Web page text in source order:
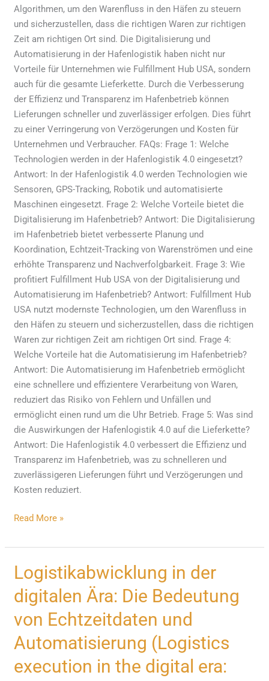
Algorithmen, um den Warenfluss in den Häfen zu steuern
und sicherzustellen, dass die richtigen Waren zur richtigen
Zeit am richtigen Ort sind. Die Digitalisierung und
Automatisierung in der Hafenlogistik haben nicht nur
Vorteile für Unternehmen wie Fulfillment Hub USA, sondern
auch für die gesamte Lieferkette. Durch die Verbesserung
der Effizienz und Transparenz im Hafenbetrieb können
Lieferungen schneller und zuverlässiger erfolgen. Dies führt
zu einer Verringerung von Verzögerungen und Kosten für
Unternehmen und Verbraucher. FAQs: Frage 1: Welche
Technologien werden in der Hafenlogistik 4.0 eingesetzt?
Antwort: In der Hafenlogistik 4.0 werden Technologien wie
Sensoren, GPS-Tracking, Robotik und automatisierte
Maschinen eingesetzt. Frage 2: Welche Vorteile bietet die
Digitalisierung im Hafenbetrieb? Antwort: Die Digitalisierung
im Hafenbetrieb bietet verbesserte Planung und
Koordination, Echtzeit-Tracking von Warenströmen und eine
erhöhte Transparenz und Nachverfolgbarkeit. Frage 3: Wie
profitiert Fulfillment Hub USA von der Digitalisierung und
Automatisierung im Hafenbetrieb? Antwort: Fulfillment Hub
USA nutzt modernste Technologien, um den Warenfluss in
den Häfen zu steuern und sicherzustellen, dass die richtigen
Waren zur richtigen Zeit am richtigen Ort sind. Frage 4:
Welche Vorteile hat die Automatisierung im Hafenbetrieb?
Antwort: Die Automatisierung im Hafenbetrieb ermöglicht
eine schnellere und effizientere Verarbeitung von Waren,
reduziert das Risiko von Fehlern und Unfällen und
ermöglicht einen rund um die Uhr Betrieb. Frage 5: Was sind
die Auswirkungen der Hafenlogistik 4.0 auf die Lieferkette?
Antwort: Die Hafenlogistik 4.0 verbessert die Effizienz und
Transparenz im Hafenbetrieb, was zu schnelleren und
zuverlässigeren Lieferungen führt und Verzögerungen und
Kosten reduziert.
Read More »
Logistikabwicklung in der
digitalen Ära: Die Bedeutung
von Echtzeitdaten und
Automatisierung (Logistics
execution in the digital era:
Logistikabwicklung
in
der
Ära:
Die
von